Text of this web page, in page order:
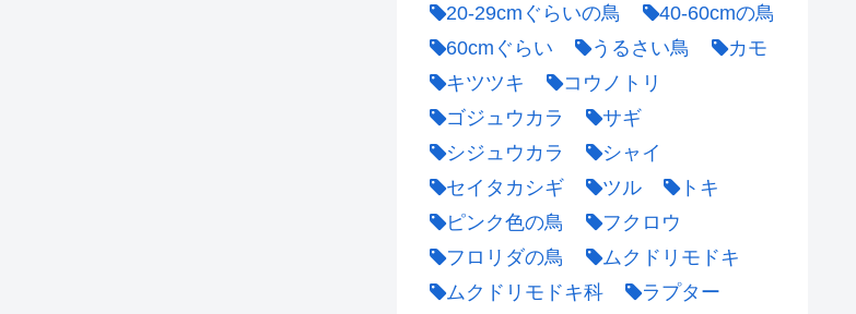
20-29cmぐらいの鳥
40-60cmの鳥
60cmぐらい
うるさい鳥
カモ
キツツキ
コウノトリ
ゴジュウカラ
サギ
シジュウカラ
シャイ
セイタカシギ
ツル
トキ
ピンク色の鳥
フクロウ
フロリダの鳥
ムクドリモドキ
ムクドリモドキ科
ラプター